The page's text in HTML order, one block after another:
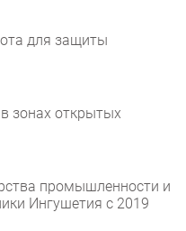
для защиты
зонах открытых
промышленности и
Ингушетия с 2019